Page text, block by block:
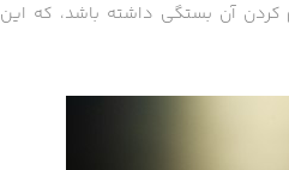
آن بستگی داشته باشد، که این